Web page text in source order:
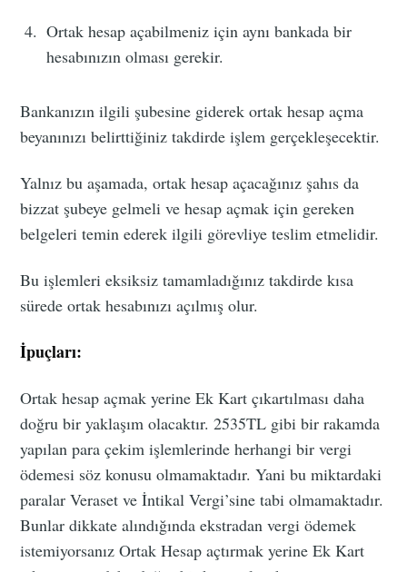
Ortak hesap açabilmeniz için aynı bankada bir
hesabınızın olması gerekir.
Bankanızın ilgili şubesine giderek ortak hesap açma
beyanınızı belirttiğiniz takdirde işlem gerçekleşecektir.
Yalnız bu aşamada, ortak hesap açacağınız şahıs da
bizzat şubeye gelmeli ve hesap açmak için gereken
belgeleri temin ederek ilgili görevliye teslim etmelidir.
Bu işlemleri eksiksiz tamamladığınız takdirde kısa
sürede ortak hesabınızı açılmış olur.
İpuçları:
Ortak hesap açmak yerine Ek Kart çıkartılması daha
doğru bir yaklaşım olacaktır. 2535TL gibi bir rakamda
yapılan para çekim işlemlerinde herhangi bir vergi
ödemesi söz konusu olmamaktadır. Yani bu miktardaki
paralar Veraset ve İntikal Vergi’sine tabi olmamaktadır.
Bunlar dikkate alındığında ekstradan vergi ödemek
istemiyorsanız Ortak Hesap açtırmak yerine Ek Kart